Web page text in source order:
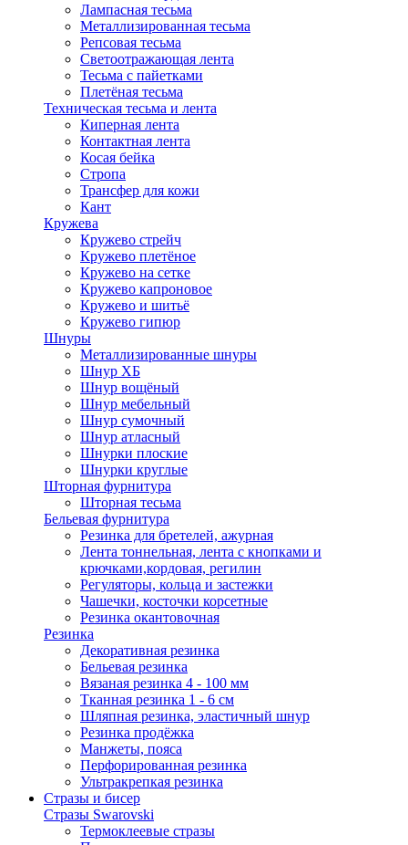
Лампасная тесьма
Металлизированная тесьма
Репсовая тесьма
Светоотражающая лента
Тесьма с пайетками
Плетёная тесьма
Техническая тесьма и лента
Киперная лента
Контактная лента
Косая бейка
Стропа
Трансфер для кожи
Кант
Кружева
Кружево стрейч
Кружево плетёное
Кружево на сетке
Кружево капроновое
Кружево и шитьё
Кружево гипюр
Шнуры
Металлизированные шнуры
Шнур ХБ
Шнур вощёный
Шнур мебельный
Шнур сумочный
Шнур атласный
Шнурки плоские
Шнурки круглые
Шторная фурнитура
Шторная тесьма
Бельевая фурнитура
Резинка для бретелей, ажурная
Лента тоннельная, лента с кнопками и
крючками,кордовая, регилин
Регуляторы, кольца и застежки
Чашечки, косточки корсетные
Резинка окантовочная
Резинка
Декоративная резинка
Бельевая резинка
Вязаная резинка 4 - 100 мм
Тканная резинка 1 - 6 см
Шляпная резинка, эластичный шнур
Резинка продёжка
Манжеты, пояса
Перфорированная резинка
Ультракрепкая резинка
Стразы и бисер
Стразы Swarovski
Термоклеевые стразы